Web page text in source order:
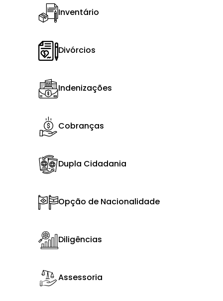
Inventário
Divórcios
Indenizações
Cobranças
Dupla Cidadania
Opção de Nacionalidade
Diligências
Assessoria